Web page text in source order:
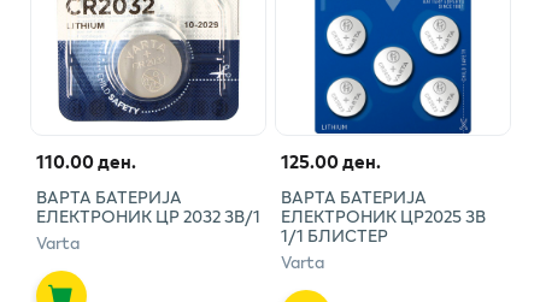
110.00 ден.
ВАРТА БАТЕРИЈА
ЕЛЕКТРОНИК ЦР 2032 3В/1
Varta
125.00 ден.
ВАРТА БАТЕРИЈА
ЕЛЕКТРОНИК ЦР2025 3В
1/1 БЛИСТЕР
Varta